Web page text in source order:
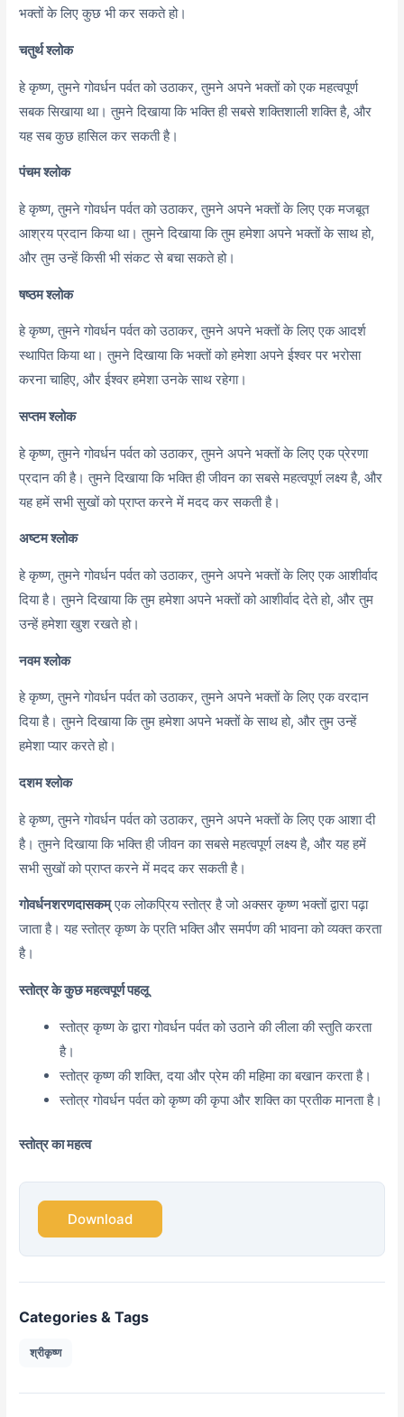
भक्तों के लिए कुछ भी कर सकते हो।
चतुर्थ श्लोक
हे कृष्ण, तुमने गोवर्धन पर्वत को उठाकर, तुमने अपने भक्तों को एक महत्वपूर्ण
सबक सिखाया था। तुमने दिखाया कि भक्ति ही सबसे शक्तिशाली शक्ति है, और
यह सब कुछ हासिल कर सकती है।
पंचम श्लोक
हे कृष्ण, तुमने गोवर्धन पर्वत को उठाकर, तुमने अपने भक्तों के लिए एक मजबूत
आश्रय प्रदान किया था। तुमने दिखाया कि तुम हमेशा अपने भक्तों के साथ हो,
और तुम उन्हें किसी भी संकट से बचा सकते हो।
षष्ठम श्लोक
हे कृष्ण, तुमने गोवर्धन पर्वत को उठाकर, तुमने अपने भक्तों के लिए एक आदर्श
स्थापित किया था। तुमने दिखाया कि भक्तों को हमेशा अपने ईश्वर पर भरोसा
करना चाहिए, और ईश्वर हमेशा उनके साथ रहेगा।
सप्तम श्लोक
हे कृष्ण, तुमने गोवर्धन पर्वत को उठाकर, तुमने अपने भक्तों के लिए एक प्रेरणा
प्रदान की है। तुमने दिखाया कि भक्ति ही जीवन का सबसे महत्वपूर्ण लक्ष्य है, और
यह हमें सभी सुखों को प्राप्त करने में मदद कर सकती है।
अष्टम श्लोक
हे कृष्ण, तुमने गोवर्धन पर्वत को उठाकर, तुमने अपने भक्तों के लिए एक आशीर्वाद
दिया है। तुमने दिखाया कि तुम हमेशा अपने भक्तों को आशीर्वाद देते हो, और तुम
उन्हें हमेशा खुश रखते हो।
नवम श्लोक
हे कृष्ण, तुमने गोवर्धन पर्वत को उठाकर, तुमने अपने भक्तों के लिए एक वरदान
दिया है। तुमने दिखाया कि तुम हमेशा अपने भक्तों के साथ हो, और तुम उन्हें
हमेशा प्यार करते हो।
दशम श्लोक
हे कृष्ण, तुमने गोवर्धन पर्वत को उठाकर, तुमने अपने भक्तों के लिए एक आशा दी
है। तुमने दिखाया कि भक्ति ही जीवन का सबसे महत्वपूर्ण लक्ष्य है, और यह हमें
सभी सुखों को प्राप्त करने में मदद कर सकती है।
गोवर्धनशरणदासकम्एक लोकप्रिय स्तोत्र है जो अक्सर कृष्ण भक्तों द्वारा पढ़ा
जाता है। यह स्तोत्र कृष्ण के प्रति भक्ति और समर्पण की भावना को व्यक्त करता
है।
स्तोत्र के कुछ महत्वपूर्ण पहलू
स्तोत्र कृष्ण के द्वारा गोवर्धन पर्वत को उठाने की लीला की स्तुति करता
है।
स्तोत्र कृष्ण की शक्ति, दया और प्रेम की महिमा का बखान करता है।
स्तोत्र गोवर्धन पर्वत को कृष्ण की कृपा और शक्ति का प्रतीक मानता है।
स्तोत्र का महत्व
Download
Categories & Tags
श्रीकृष्ण